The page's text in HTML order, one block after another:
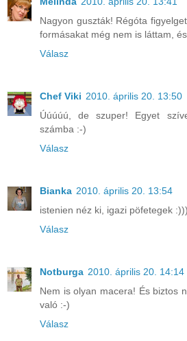
Nagyon guszták! Régóta
formásakat még nem is láttam,
Válasz
Chef Viki 2010. április 20. 13:50
Úúúúú, de szuper! Egyet
számba :-)
Válasz
Bianka 2010. április 20. 13:54
istenien néz ki, igazi pöfetegek
Válasz
Notburga 2010. április 20. 14:14
Nem is olyan macera! És biztos
való :-)
Válasz